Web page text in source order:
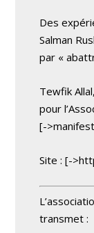
Des
Salman
par «
Tewfik Allal,
pour
[->
Site : [-
transmet :